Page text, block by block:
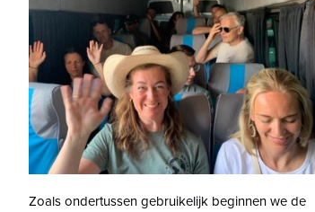
Zoals ondertussen gebruikelijk beginnen we de